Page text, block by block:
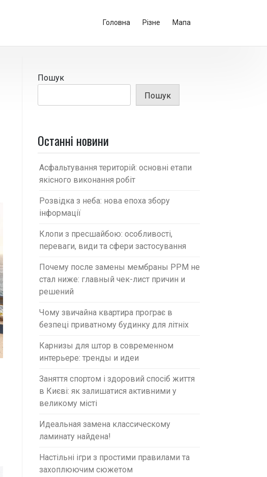
Головна Різне Мапа
Пошук
Пошук
Останні новини
Асфальтування територій: основні етапи
якісного виконання робіт
Розвідка з неба: нова епоха збору
інформації
Клопи з пресшайбою: особливості,
переваги, види та сфери застосування
Почему после замены мембраны PPM не
стал ниже: главный чек-лист причин и
решений
Чому звичайна квартира програє в
безпеці приватному будинку для літніх
Карнизы для штор в современном
интерьере: тренды и идеи
Заняття спортом і здоровий спосіб життя
в Києві: як залишатися активними у
великому місті
Идеальная замена классическому
ламинату найдена!
Настільні ігри з простими правилами та
захоплюючим сюжетом